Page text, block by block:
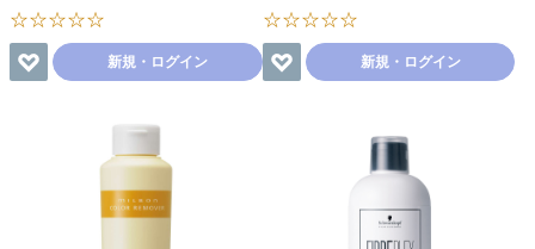
☆☆☆☆☆
新規・ログイン
☆☆☆☆☆
新規・ログイン